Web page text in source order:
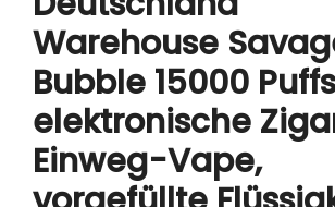
Warehouse
Bubble 15000
elektronische
Einweg-Vape,